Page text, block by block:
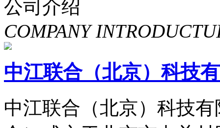
了解更多>>
公司介绍
COMPANY
中江联合（北京）科技